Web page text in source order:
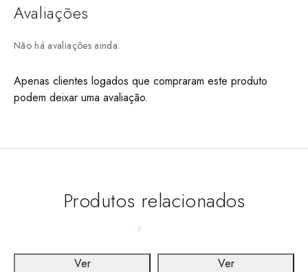
Avaliações
Não há avaliações ainda.
Apenas clientes logados que compraram este produto
podem deixar uma avaliação.
Produtos relacionados
Ver Ver